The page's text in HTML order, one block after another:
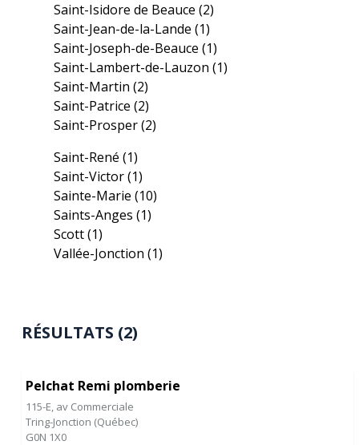
Saint-Isidore de Beauce(2)
Saint-Jean-de-la-Lande(1)
Saint-Joseph-de-Beauce(1)
Saint-Lambert-de-Lauzon(1)
Saint-Martin(2)
Saint-Patrice(2)
Saint-Prosper(2)
Saint-René(1)
Saint-Victor(1)
Sainte-Marie(10)
Saints-Anges(1)
Scott(1)
Vallée-Jonction(1)
RÉSULTATS (2)
Pelchat Remi plomberie
115-E, av Commerciale
Tring-Jonction (Québec)
G0N 1X0